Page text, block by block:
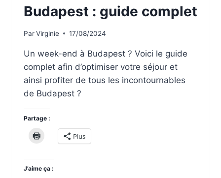
Budapest : guide complet
ParVirginie 17/08/2024
Un week-end à Budapest ? Voici le guide
complet afin d’optimiser votre séjour et
ainsi profiter de tous les incontournables
de Budapest ?
Partage :
Plus
J’aime ça :